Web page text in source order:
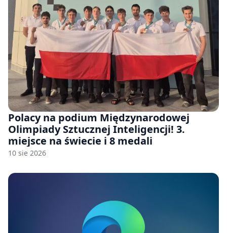
Polacy na podium Międzynarodowej
Olimpiady Sztucznej Inteligencji! 3.
miejsce na świecie i 8 medali
10 sie 2026